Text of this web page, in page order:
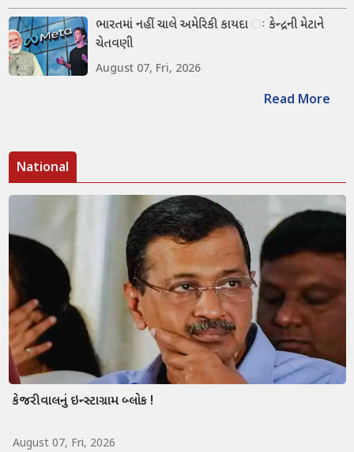
ભારતમાં નહીં ચાલે અમેરિકી કાયદા ઃ કેન્દ્રની મેટાને
ચેતવણી
August 07, Fri, 2026
Read More
National
કેજરીવાલનું ઇન્સ્ટાગ્રામ બ્લોક !
August 07, Fri, 2026